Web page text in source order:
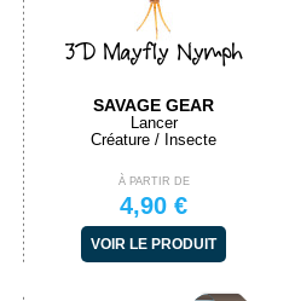
3D Mayfly Nymph
SAVAGE GEAR
Lancer
Créature / Insecte
À PARTIR DE
4,90 €
VOIR LE PRODUIT